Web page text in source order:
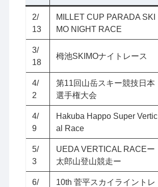
2/
13
MILLET CUP PARADA SKI
MO NIGHT RACE
3/
18
栂池SKIMOナイトレース
4/
2
第11回山岳スキー競技日本
選手権大会
4/
9
Hakuba Happo Super Vertic
al Race
5/
3
UEDA VERTICAL RACEー
太郎山登山競走ー
6/
10th 菅平スカイライントレ